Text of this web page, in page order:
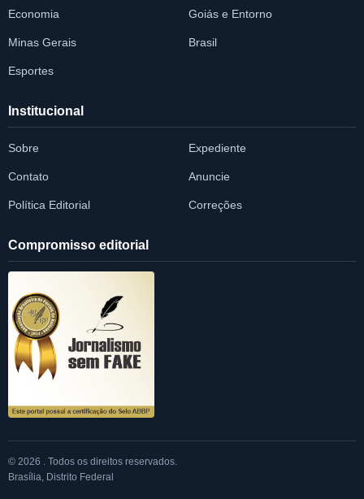
Economia Goiás e Entorno
Minas Gerais Brasil
Esportes
Institucional
Sobre Expediente
Contato Anuncie
Política Editorial Correções
Compromisso editorial
© 2026 . Todos os direitos reservados.
Brasília, Distrito Federal